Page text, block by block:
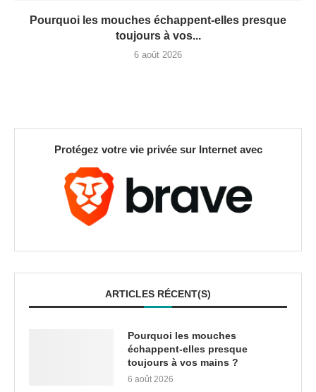
Pourquoi les mouches échappent-elles presque
toujours à vos...
6 août 2026
Protégez votre vie privée sur Internet avec
ARTICLES RÉCENT(S)
Pourquoi les mouches
échappent-elles presque
toujours à vos mains ?
6 août 2026